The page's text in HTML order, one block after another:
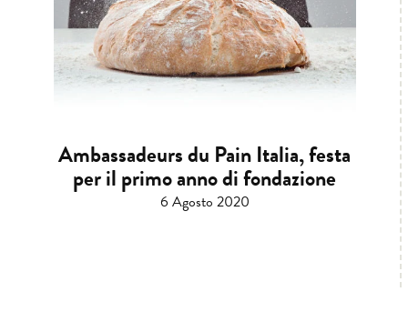
Ambassadeurs du Pain Italia, festa
per il primo anno di fondazione
6 Agosto 2020